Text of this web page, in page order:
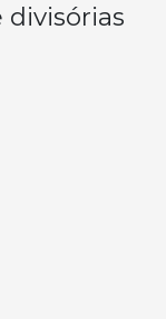
divisórias